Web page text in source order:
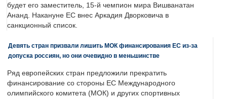
будет его заместитель, 15-й чемпион мира Вишванатан
Ананд. Накануне ЕС внес Аркадия Дворковича в
санкционный список.
Девять стран призвали лишить МОК финансирования ЕС из-за
допуска россиян, но они очевидно в меньшинстве
Ряд европейских стран предложили прекратить
финансирование со стороны ЕС Международного
олимпийского комитета (МОК) и других спортивных